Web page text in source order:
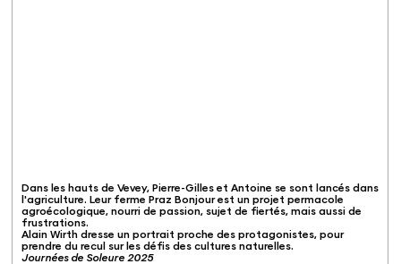
Dans les hauts de Vevey, Pierre-Gilles et Antoine se sont lancés dans
l'agriculture. Leur ferme Praz Bonjour est un projet permacole
agroécologique, nourri de passion, sujet de fiertés, mais aussi de
frustrations.
Alain Wirth dresse un portrait proche des protagonistes, pour
prendre du recul sur les défis des cultures naturelles.
Journées de Soleure 2025